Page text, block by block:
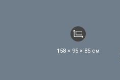
158 × 95 × 85 см